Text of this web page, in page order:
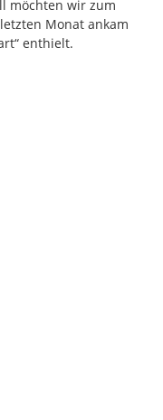
möchten wir zum
Monat ankam
enthielt.